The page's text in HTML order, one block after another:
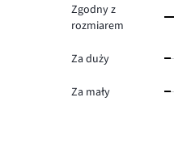
Zgodny z
rozmiarem
Za duży
Za mały